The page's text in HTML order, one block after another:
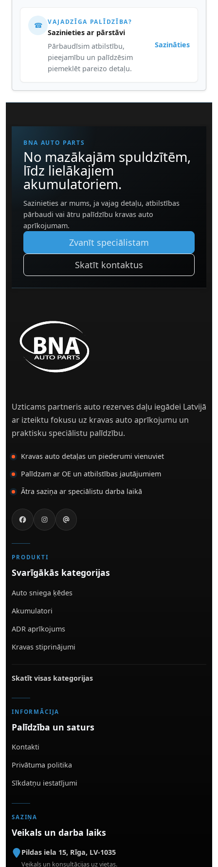
☎ VAJADZĪGA PALĪDZĪBA?
Sazinieties ar pārstāvi
Pārbaudīsim atbilstību,
pieejamību un palīdzēsim
piemeklēt pareizo detaļu.
Sazināties
BNA AUTO PARTS
No mazākajām spuldzītēm,
līdz lielākajiem
akumulatoriem.
Sazinieties ar mums, ja vajag detaļu, atbilstības
pārbaudi vai ātru palīdzību kravas auto
aprīkojumam.
Zvanīt speciālistam
Skatīt kontaktus
Uzticams partneris auto rezerves daļu iegādei Latvijā
ar izteiktu fokusu uz kravas auto aprīkojumu un
praktisku speciālistu palīdzību.
Kravas auto detaļas un piederumi vienuviet
Palīdzam ar OE un atbilstības jautājumiem
Ātra saziņa ar speciālistu darba laikā
PRODUKTI
Svarīgākās kategorijas
Auto sniega ķēdes
Akumulatori
ADR aprīkojums
Kravas stiprinājumi
Skatīt visas kategorijas
INFORMĀCIJA
Palīdzība un saturs
Kontakti
Privātuma politika
Sīkdatņu iestatījumi
SAZIŅA
Veikals un darba laiks
Pildas iela 15, Rīga, LV-1035
Veikals un konsultācijas uz vietas.